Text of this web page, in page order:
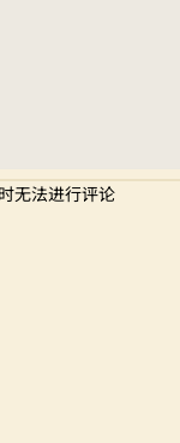
无法进行评论